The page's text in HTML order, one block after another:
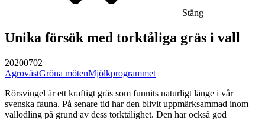
Stäng
Unika försök med torktåliga gräs i vall
20200702
AgrovästGröna mötenMjölkprogrammet
Rörsvingel är ett kraftigt gräs som funnits naturligt länge i vår
svenska fauna. På senare tid har den blivit uppmärksammad inom
vallodling på grund av dess torktålighet. Den har också god